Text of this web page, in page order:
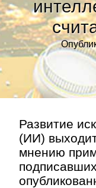
Развитие
(ИИ)
мнению
Рубрики»
Правила
Контакт»